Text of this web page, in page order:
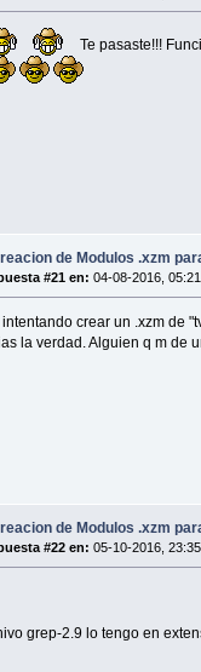
Te pasaste!!!
de Modulos .xzm
#21 en: 04-08-2016,
intentando crear un .xzm de
la verdad. Alguien q m de
de Modulos .xzm
#22 en: 05-10-2016,
grep-2.9 lo tengo en